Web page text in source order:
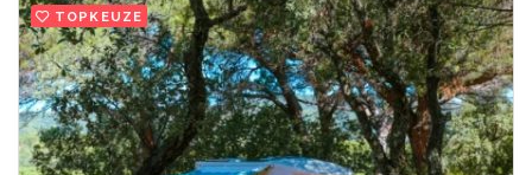
TOPKEUZE